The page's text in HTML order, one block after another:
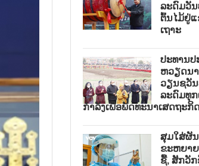
ລະດົມວັ
ຕົ້ນໄມ້ຢູ່
ເຖາະ
ປະທານປ
ຫວຽດນ
ວຽນຊວັ
ລະດົມທຸ
ກຳລັງເພື່ອພັດທະນາເສດຖະກິ
ສຸມໃສ່ຜັນ
ຂະຫຍາ
ຊື້, ສັກວັ